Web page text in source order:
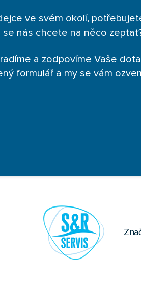
ve svém okolí,
nás chcete na něco
a zodpovíme Vaše
formulář a my se vám